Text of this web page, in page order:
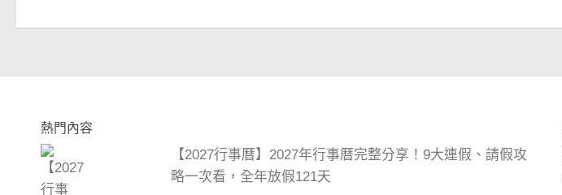
熱門內容
【2027行事曆】2027年行事曆完整分享！9大連假、請假攻
略一次看，全年放假121天